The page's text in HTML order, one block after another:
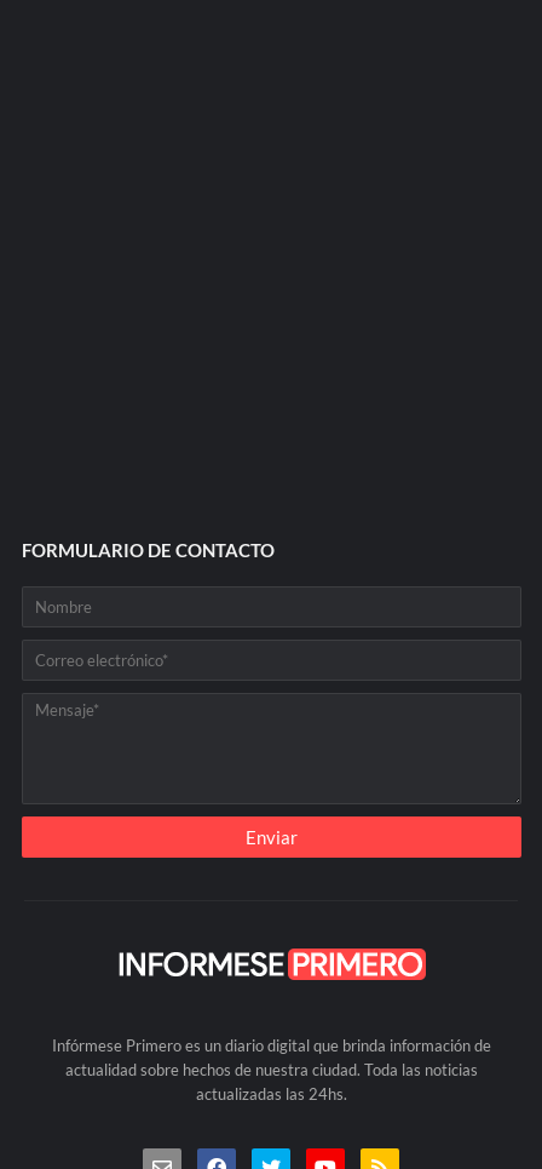
FORMULARIO DE CONTACTO
Infórmese Primero es un diario digital que brinda información de
actualidad sobre hechos de nuestra ciudad. Toda las noticias
actualizadas las 24hs.